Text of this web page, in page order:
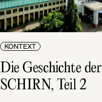
KONTEXT
Die Geschichte der
SCHIRN, Teil 2